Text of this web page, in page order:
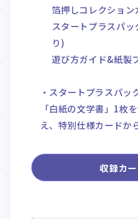
箔押しコレクショ
スタートプラスパ
り)
遊び方ガイド&紙製
・スタートプラスパッ
「白紙の文学書」1枚
え、特別仕様カードか
収録カ